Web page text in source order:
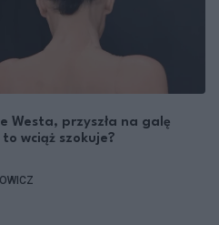
Westa, przyszła na galę
wciąż szokuje?